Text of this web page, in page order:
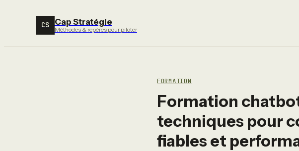
CS Cap Stratégie
Méthodes & repères pour piloter
FORMATION
Formation
techniques pour
fiables et